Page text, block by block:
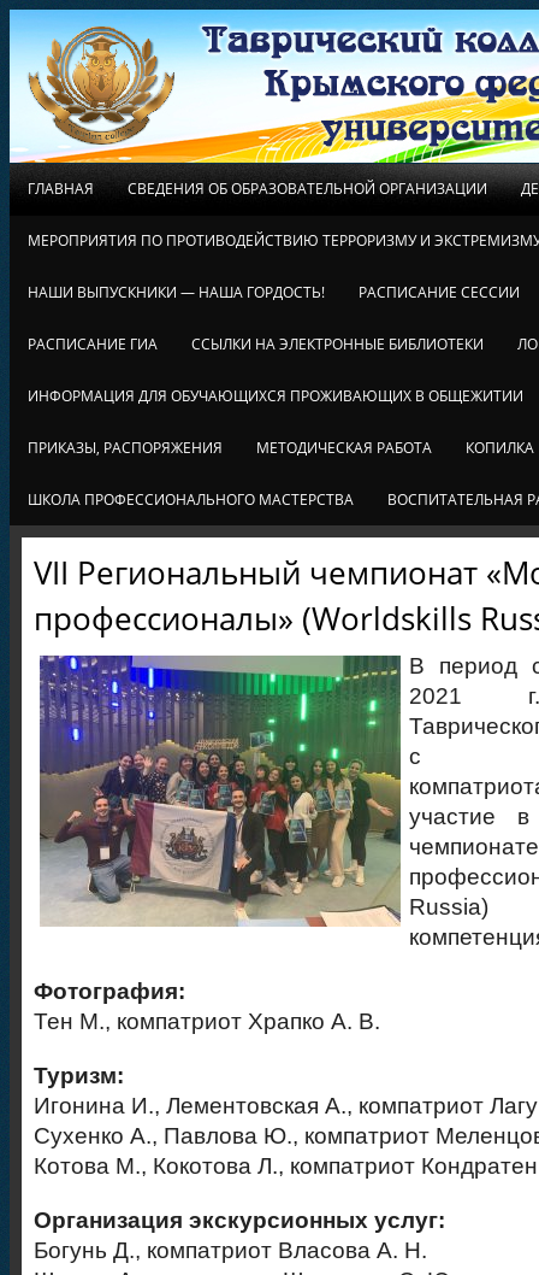
ГЛАВНАЯ СВЕДЕНИЯ ОБ ОБРАЗОВАТЕЛЬНОЙ ОРГАНИЗАЦИИ
МЕРОПРИЯТИЯ ПО ПРОТИВОДЕЙСТВИЮ ТЕРРОРИЗМУ И
НАШИ ВЫПУСКНИКИ — НАША ГОРДОСТЬ! РАСПИСАНИЕ СЕССИИ
РАСПИСАНИЕ ГИА ССЫЛКИ НА ЭЛЕКТРОННЫЕ БИБЛИОТЕКИ
ИНФОРМАЦИЯ ДЛЯ ОБУЧАЮЩИХСЯ ПРОЖИВАЮЩИХ В ОБЩЕЖИТИИ
ПРИКАЗЫ, РАСПОРЯЖЕНИЯ МЕТОДИЧЕСКАЯ РАБОТА КОПИЛКА
ШКОЛА ПРОФЕССИОНАЛЬНОГО МАСТЕРСТВА ВОСПИТАТЕЛЬНАЯ
VII Региональный чемпионат
профессионалы» (Worldskills
В период
2021 г.
с
участие
Russia)
Фотография:
Тен М., компатриот Храпко А. В.
Туризм:
Игонина И., Лементовская А., компатриот
Сухенко А., Павлова Ю., компатриот
Котова М., Кокотова Л., компатриот
Организация экскурсионных услуг:
Богунь Д., компатриот Власова А. Н.